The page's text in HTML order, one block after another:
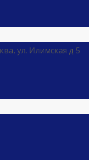
ул. Илимская д 5